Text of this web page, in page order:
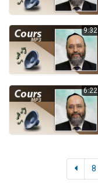
9:32
6:22
8